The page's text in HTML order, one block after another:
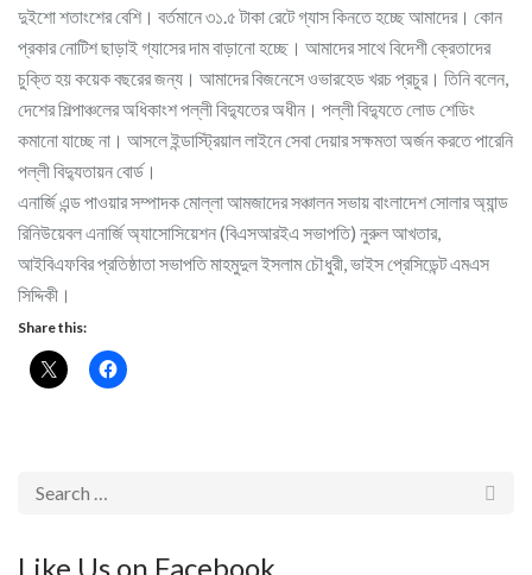
দুইশো শতাংশের বেশি। বর্তমানে ৩১.৫ টাকা রেটে গ্যাস কিনতে হচ্ছে আমাদের। কোন
প্রকার নোটিশ ছাড়াই গ্যাসের দাম বাড়ানো হচ্ছে। আমাদের সাথে বিদেশী ক্রেতাদের
চুক্তি হয় কয়েক বছরের জন্য। আমাদের বিজনেসে ওভারহেড খরচ প্রচুর। তিনি বলেন,
দেশের শিল্পাঞ্চলের অধিকাংশ পল্লী বিদ্যুতের অধীন। পল্লী বিদ্যুতে লোড শেডিং
কমানো যাচ্ছে না। আসলে ইন্ডাস্ট্রিয়াল লাইনে সেবা দেয়ার সক্ষমতা অর্জন করতে পারেনি
পল্লী বিদ্যুতায়ন বোর্ড।
এনার্জি এন্ড পাওয়ার সম্পাদক মোল্লা আমজাদের সঞ্চালন সভায় বাংলাদেশ সোলার অ্যান্ড
রিনিউয়েবল এনার্জি অ্যাসোসিয়েশন (বিএসআরইএ সভাপতি) নুরুল আখতার,
আইবিএফবির প্রতিষ্ঠাতা সভাপতি মাহমুদুল ইসলাম চৌধুরী, ভাইস প্রেসিডেন্ট এমএস
সিদ্দিকী।
Share this:
Like Us on Facebook